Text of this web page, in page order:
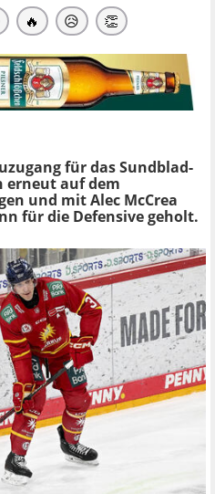
🔥 😥 👏
für das Sundblad-
erneut auf dem
und mit Alec McCrea
für die Defensive geholt.